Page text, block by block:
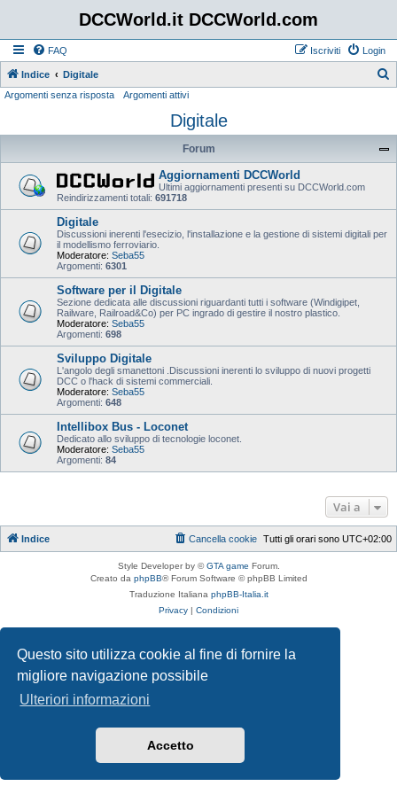
Questo sito utilizza cookie al fine di fornire la
migliore navigazione possibile
Ulteriori informazioni
Accetto
DCCWorld.it DCCWorld.com
FAQ Login
Iscriviti
Indice Digitale
c
Argomenti senza risposta Argomenti attivi
Digitale
Forum
Aggiornamenti DCCWorld
Ultimi aggiornamenti presenti su DCCWorld.com
Reindirizzamenti totali: 691718
Digitale
Discussioni inerenti l'esecizio, l'installazione e la gestione di sistemi digitali per
il modellismo ferroviario.
Moderatore: Seba55
Argomenti: 6301
Software per il Digitale
Sezione dedicata alle discussioni riguardanti tutti i software (Windigipet,
Railware, Railroad&Co) per PC ingrado di gestire il nostro plastico.
Moderatore: Seba55
Argomenti: 698
Sviluppo Digitale
L'angolo degli smanettoni .Discussioni inerenti lo sviluppo di nuovi progetti
DCC o l'hack di sistemi commerciali.
Moderatore: Seba55
Argomenti: 648
Intellibox Bus - Loconet
Dedicato allo sviluppo di tecnologie loconet.
Moderatore: Seba55
Argomenti: 84
Vai a
Indice Tutti gli orari sono UTC+02:00
Cancella cookie
Style Developer by ©GTA game Forum.
Creato da phpBB® Forum Software © phpBB Limited
Traduzione Italiana phpBB-Italia.it
Privacy | Condizioni